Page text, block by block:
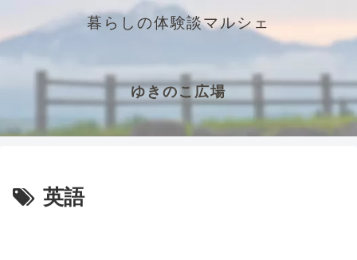
暮らしの体験談マルシェ
ゆきのこ広場
英語